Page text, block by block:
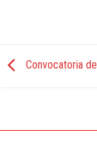
Convocatoria